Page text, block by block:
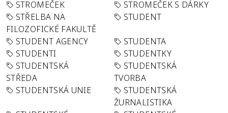
STROMEČEK
STROMEČEK S DÁRKY
STŘELBA NA
FILOZOFICKÉ FAKULTĚ
STUDENT
STUDENT AGENCY
STUDENTA
STUDENTI
STUDENTKY
STUDENTSKÁ
STŘEDA
STUDENTSKÁ
TVORBA
STUDENTSKÁ UNIE
STUDENTSKÁ
ŽURNALISTIKA